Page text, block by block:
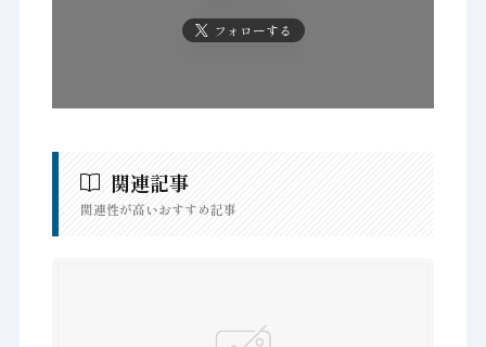
フォローする
関連記事
関連性が高いおすすめ記事